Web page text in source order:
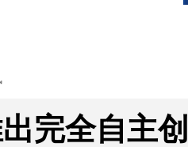
完全自主